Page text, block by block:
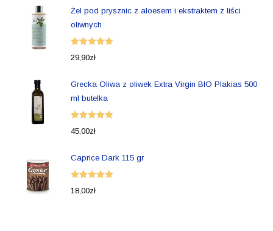
Żel pod prysznic z aloesem i ekstraktem z liści
oliwnych
Oceniono
29,90zł
Grecka Oliwa z oliwek Extra Virgin BIO Plakias 500
ml butelka
Oceniono
45,00zł
Caprice Dark 115 gr
Oceniono
18,00zł